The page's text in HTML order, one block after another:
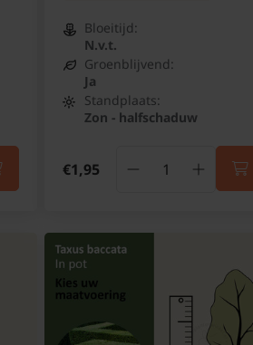
Bloeitijd:
N.v.t.
Groenblijvend:
Ja
Standplaats:
Zon - halfschaduw
€1,95